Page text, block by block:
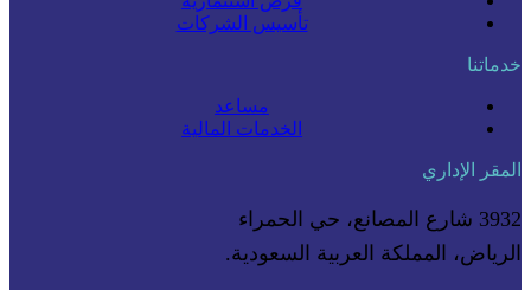
تأسيس الشركات
خدماتنا
مساعد
الخدمات المالية
المقر الإداري
3932 شارع المصانع، حي الحمراء
الرياض، المملكة العربية السعودية.